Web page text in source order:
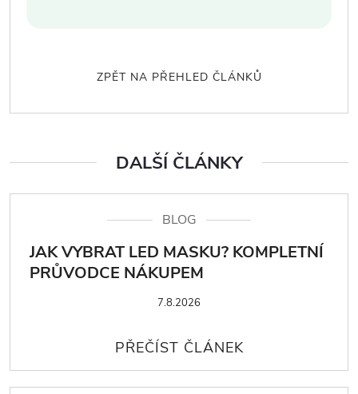
ZPĚT NA PŘEHLED ČLÁNKŮ
DALŠÍ ČLÁNKY
BLOG
JAK VYBRAT LED MASKU? KOMPLETNÍ
PRŮVODCE NÁKUPEM
7.8.2026